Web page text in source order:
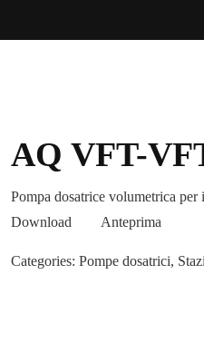
AQ VFT-
Pompa dosatrice volumetrica
Download
Anteprima
Categories: Pompe dosatrici,